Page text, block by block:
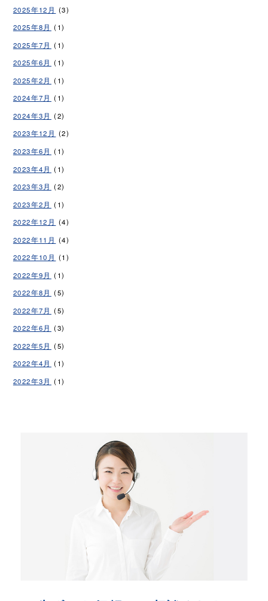
2025年12月 (3)
2025年8月 (1)
2025年7月 (1)
2025年6月 (1)
2025年2月 (1)
2024年7月 (1)
2024年3月 (2)
2023年12月 (2)
2023年6月 (1)
2023年4月 (1)
2023年3月 (2)
2023年2月 (1)
2022年12月 (4)
2022年11月 (4)
2022年10月 (1)
2022年9月 (1)
2022年8月 (5)
2022年7月 (5)
2022年6月 (3)
2022年5月 (5)
2022年4月 (1)
2022年3月 (1)